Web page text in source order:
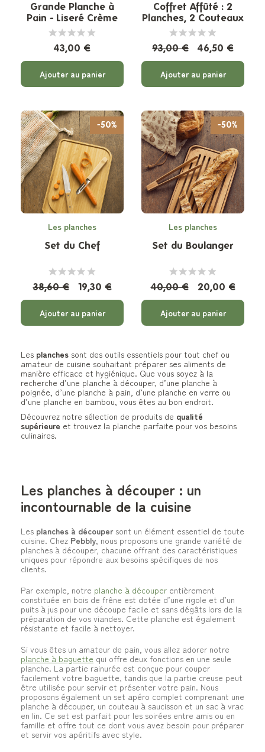
Grande Planche à
Pain - Liseré Crème
43,00 €
Ajouter au panier
Coffret Affûté : 2
Planches, 2 Couteaux
et Support en
93,00 € 46,50 €
Ajouter au panier
-50%
Les planches
Set du Chef
38,60 € 19,30 €
Ajouter au panier
-50%
Les planches
Set du Boulanger
40,00 € 20,00 €
Ajouter au panier
Les planches sont des outils essentiels pour tout chef ou
amateur de cuisine souhaitant préparer ses aliments de
manière efficace et hygiénique. Que vous soyez à la
recherche d’une planche à découper, d’une planche à
poignée, d’une planche à pain, d’une planche en verre ou
d’une planche en bambou, vous êtes au bon endroit.
Découvrez notre sélection de produits de qualité
supérieure et trouvez la planche parfaite pour vos besoins
culinaires.
Les planches à découper : un
incontournable de la cuisine
Les planches à découpersont un élément essentiel de toute
cuisine. Chez Pebbly , nous proposons une grande variété de
planches à découper, chacune offrant des caractéristiques
uniques pour répondre aux besoins spécifiques de nos
clients.
Par exemple, notre planche à découper entièrement
constituée en bois de frêne est dotée d’une rigole et d’un
puits à jus pour une découpe facile et sans dégâts lors de la
préparation de vos viandes. Cette planche est également
résistante et facile à nettoyer.
Si vous êtes un amateur de pain, vous allez adorer notre
planche à baguette qui offre deux fonctions en une seule
planche. La partie rainurée est conçue pour couper
facilement votre baguette, tandis que la partie creuse peut
être utilisée pour servir et présenter votre pain. Nous
proposons également un set apéro complet comprenant une
planche à découper, un couteau à saucisson et un sac à vrac
en lin. Ce set est parfait pour les soirées entre amis ou en
famille et offre tout ce dont vous avez besoin pour préparer
et servir vos apéritifs avec style.